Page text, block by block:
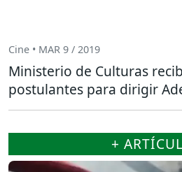
Cine • MAR 9 / 2019
Ministerio de Culturas
postulantes para dirigir
+